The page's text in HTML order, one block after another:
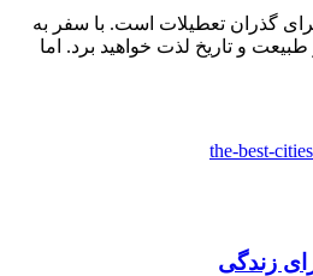
گذران تعطیلات است. با سفر به
و تاریخ لذت خواهید برد. اما
زندگی